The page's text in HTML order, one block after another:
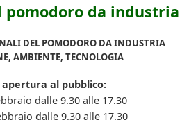
da industria
DEL POMODORO DA INDUSTRIA
AMBIENTE, TECNOLOGIA
al pubblico:
dalle 9.30 alle 17.30
dalle 9.30 alle 17.30